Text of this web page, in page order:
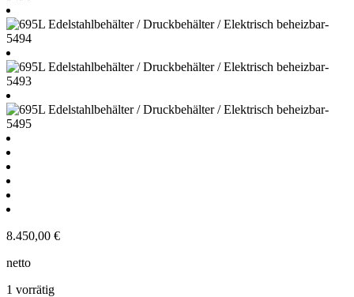
8.450,00 €
netto
1 vorrätig